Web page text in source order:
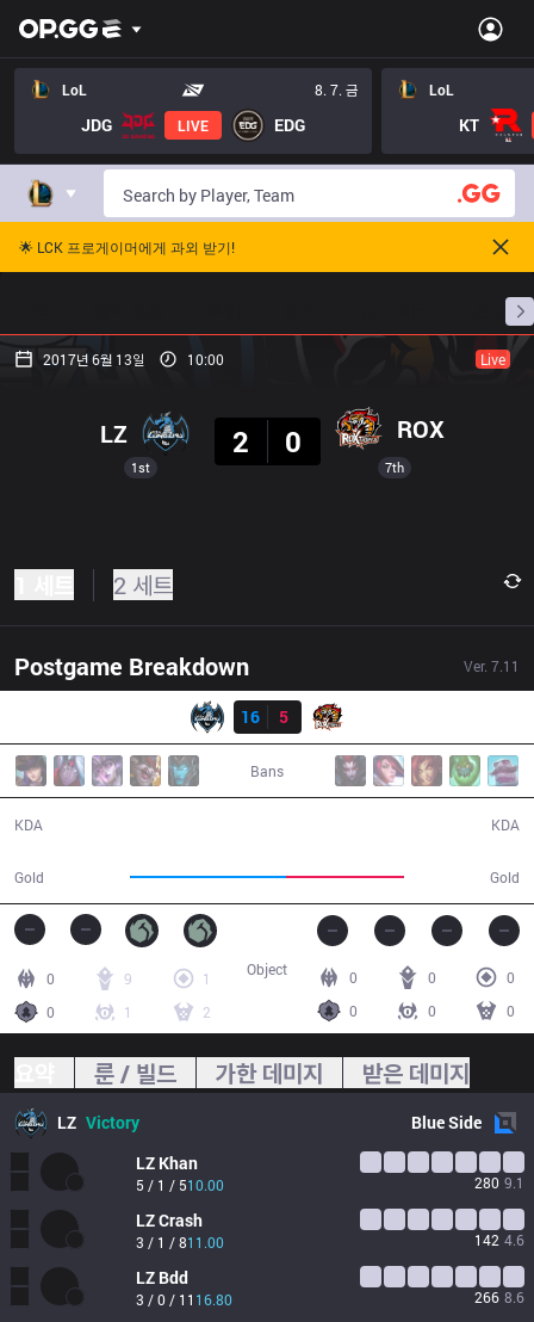
LoL 8. 7. 금
JDG LIVE EDG
LoL
KT
🌟 LCK 프로게이머에게 과외 받기!
프로빌
2017년 6월 13일 10:00 Live
1st
LZ
2
0 ROX
7th
2 세트
Postgame Breakdown Ver. 7.11
16
5
Bans
KDA
Gold Gold
KDA
0 9
1
0
1 2
0 0
0
0
0 0
Object
룬 / 빌드 가한 데미지 받은 데미지
LZ Victory BlueSide
LZ Khan
5 / 1 / 510.00 280 9.1
LZCrash
3 / 1 / 811.00 142 4.6
LZ Bdd
3 / 0 / 11 16.80 266 8.6